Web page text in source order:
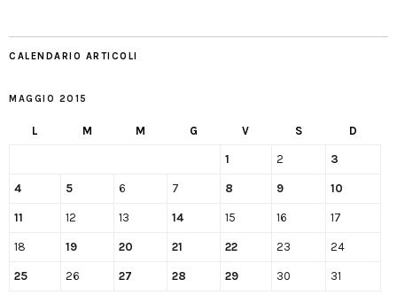
CALENDARIO ARTICOLI
MAGGIO 2015
L M M G V S D
1 2 3
4 5 6 7 8 9 10
11 12 13 14 15 16 17
18 19 20 21 22 23 24
25 26 27 28 29 30 31